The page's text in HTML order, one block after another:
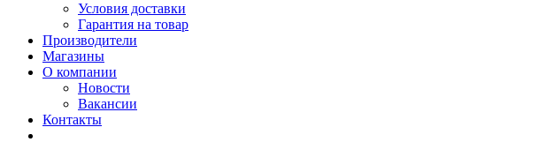
Условия доставки
Гарантия на товар
Производители
Магазины
О компании
Новости
Вакансии
Контакты